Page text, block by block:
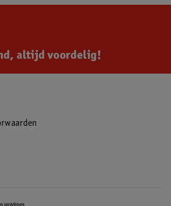
altijd voordelig!